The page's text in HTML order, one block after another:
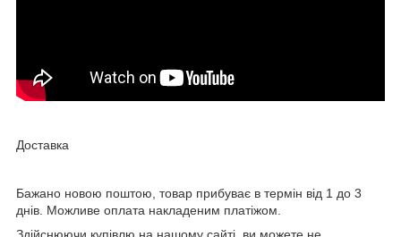
Доставка
Бажано новою поштою, товар прибуває в термін від 1 до 3
днів. Можливе оплата накладеним платіжом.
Здійснюючи купівлю на нашому сайті, ви можете не